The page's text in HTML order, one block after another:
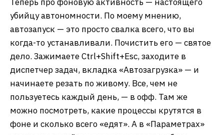
убийцу автономности. По моему мнению,
автозапуск — это просто свалка всего, что вы
когда-то устанавливали. Почистить его — святое
дело. Зажимаете Ctrl+Shift+Esc, заходите в
диспетчер задач, вкладка «Автозагрузка» — и
начинаете резать по живому. Все, чем не
пользуетесь каждый день, — в офф. Там же
можно посмотреть, какие процессы крутятся в
фоне и сколько всего «едят». А в «Параметрах»